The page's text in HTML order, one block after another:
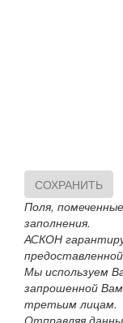
СОХРАНИТЬ
Поля,
заполнения.
АСКОН
Мы используем
запрошенной
третьим лицам.
Отправляя